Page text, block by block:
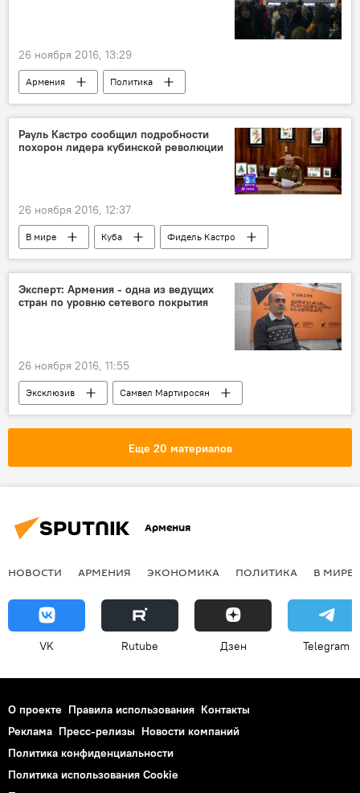
26 ноября 2016, 13:29
Армения
Политика
Карен Карапетян
Республиканская партия Армении
вступление в ряды партии
Рауль Кастро сообщил подробности
похорон лидера кубинской революции
26 ноября 2016, 12:37
В мире Куба
Фидель Кастро
Рауль Кастро
Похороны
Эксперт: Армения - одна из ведущих
стран по уровню сетевого покрытия
26 ноября 2016, 11:55
Эксклюзив
Самвел Мартиросян
информация
Интернет
Еще 20 материалов
Армения
НОВОСТИ АРМЕНИЯ ЭКОНОМИКА ПОЛИТИКА В МИРЕ
VK Rutube Дзен Telegram
О проекте Правила использования Контакты
Реклама Пресс-релизы Новости компаний
Политика конфиденциальности
Политика использования Cookie